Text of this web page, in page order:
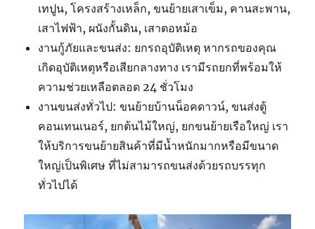
เทปูน, โครงสร้างเหล็ก, ขนย้ายเสาเข็ม, คานสะพาน,
เสาไฟฟ้า, ผนังกั้นดิน, เสาตอหม้อ
งานกู้ภัยและขนส่ง: ยกรถอุบัติเหตุ หากรถของคุณ
เกิดอุบัติเหตุหรือเสียกลางทาง เรามีรถยกที่พร้อมให้
ความช่วยเหลือตลอด 24 ชั่วโมง
งานขนส่งทั่วไป: ขนย้ายบ้านน็อคดาวน์, ขนส่งตู้
คอนเทนเนอร์, ยกต้นไม้ใหญ่, ยกขนย้ายเรือใหญ่ เรา
ให้บริการขนย้ายสินค้าที่มีน้ำหนักมากหรือมีขนาด
ใหญ่เป็นพิเศษ ที่ไม่สามารถขนส่งด้วยรถบรรทุก
ทั่วไปได้